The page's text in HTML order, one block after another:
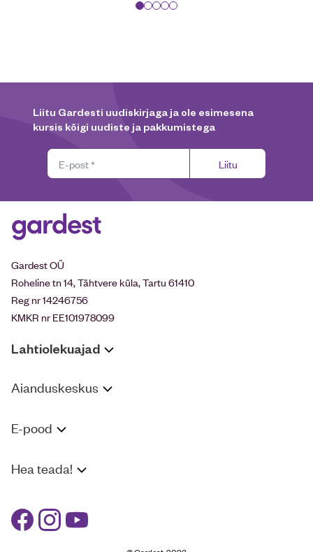
Liitu Gardesti uudiskirjaga ja ole esimesena
kursis kõigi uudiste ja pakkumistega
Liitu
Gardest OÜ
Roheline tn 14, Tähtvere küla, Tartu 61410
Reg nr 14246756
KMKR nr EE101978099
Lahtiolekuajad
Aianduskeskus
E-pood
Hea teada!